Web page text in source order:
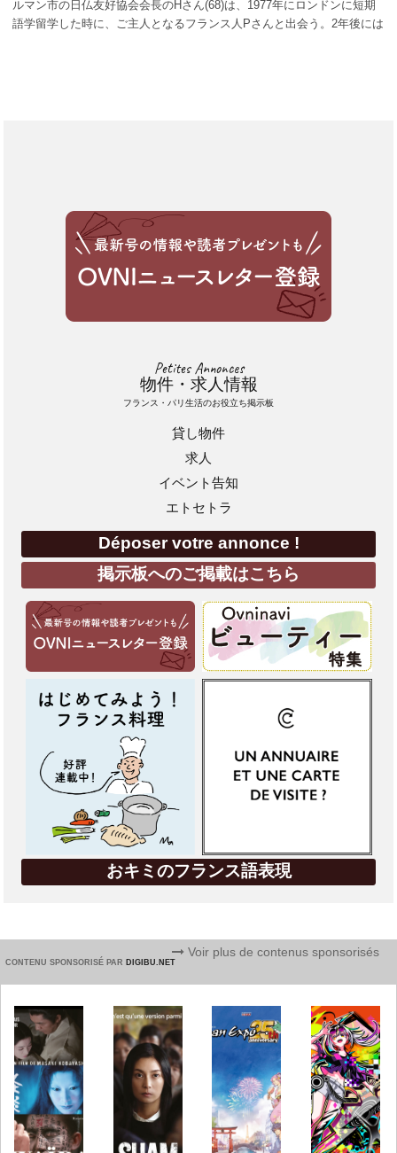
ルマン市の日仏友好協会会長のHさん(68)は、1977年にロンドンに短期
語学留学した時に、ご主人となるフランス人Pさんと出会う。2年後には
Petites Annonces
物件・求人情報
フランス・パリ生活のお役立ち掲示板
貸し物件
求人
イベント告知
エトセトラ
Déposer votre annonce !
掲示板へのご掲載はこちら
おキミのフランス語表現
CONTENU SPONSORISÉ PAR DIGIBU.NET
Voir plus de contenus sponsorisés